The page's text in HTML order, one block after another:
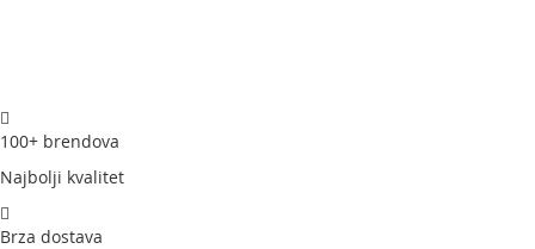
100+ brendova
Najbolji kvalitet
Brza dostava